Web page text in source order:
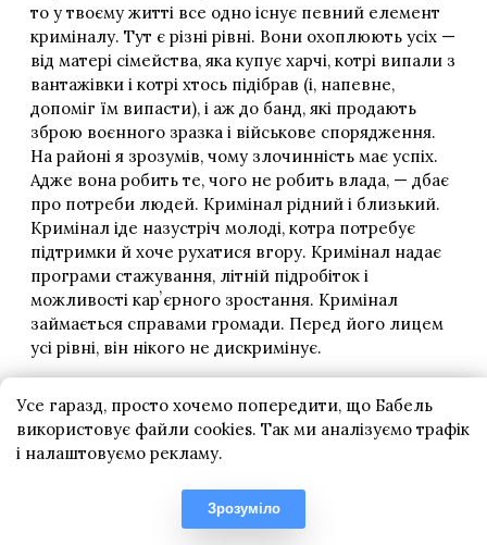
Усе гаразд, просто хочемо попередити, що Бабель
використовує файли cookies. Так ми аналізуємо трафік
і налаштовуємо рекламу.
Зрозуміло